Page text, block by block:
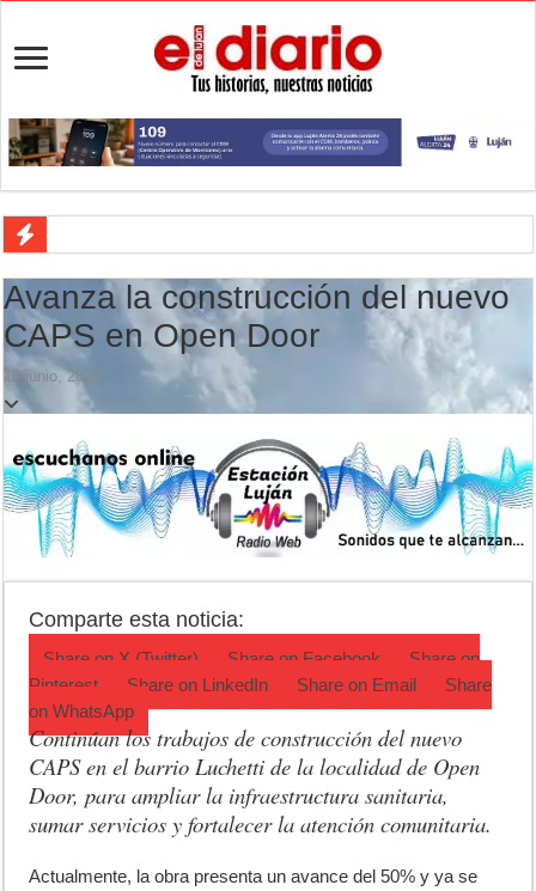
Turismo en Luján: las vacaciones de invierno impulsaron la
Ronda de Negocios: Luján reunió a pymes bonaerenses con
Desbaratan un punto de venta de drogas en el barrio Padre Varela y
Campeonato TC JK: Diego Cordone se quedó con una gran victoria
Opinión: Buscando una mejor educación ambiental
Cédulas de identidad: residentes uruguayos avanzan con su
La 5° edición del festival de cine en Luján es una apuesta al arte
ANMAT retiró productos tras detectar un robo que compromete su
Avanza la construcción del nuevo
CAPS en Open Door
18 junio, 2025
Comparte esta noticia:
Share on X (Twitter) Share on Facebook
Share on
Pinterest
Share on LinkedIn Share on Email
Share
onWhatsApp
Continúan los trabajos de construcción del nuevo
CAPS en el barrio Luchetti de la localidad de Open
Door, para ampliar la infraestructura sanitaria,
sumar servicios y fortalecer la atención comunitaria.
Actualmente, la obra presenta un avance del 50% y ya se